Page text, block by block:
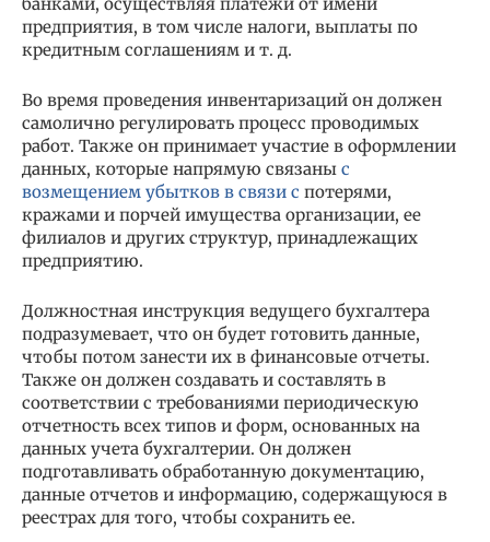
предприятия, в том числе налоги, выплаты по
кредитным соглашениям и т. д.
Во время проведения инвентаризаций он должен
самолично регулировать процесс проводимых
работ. Также он принимает участие в оформлении
данных, которые напрямую связаны с
возмещением убытков в связи с потерями,
кражами и порчей имущества организации, ее
филиалов и других структур, принадлежащих
предприятию.
Должностная инструкция ведущего бухгалтера
подразумевает, что он будет готовить данные,
чтобы потом занести их в финансовые отчеты.
Также он должен создавать и составлять в
соответствии с требованиями периодическую
отчетность всех типов и форм, основанных на
данных учета бухгалтерии. Он должен
подготавливать обработанную документацию,
данные отчетов и информацию, содержащуюся в
реестрах для того, чтобы сохранить ее.